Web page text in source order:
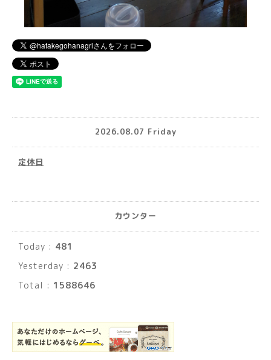
2026.08.07 Friday
定休日
カウンター
Today : 481
Yesterday : 2463
Total : 1588646